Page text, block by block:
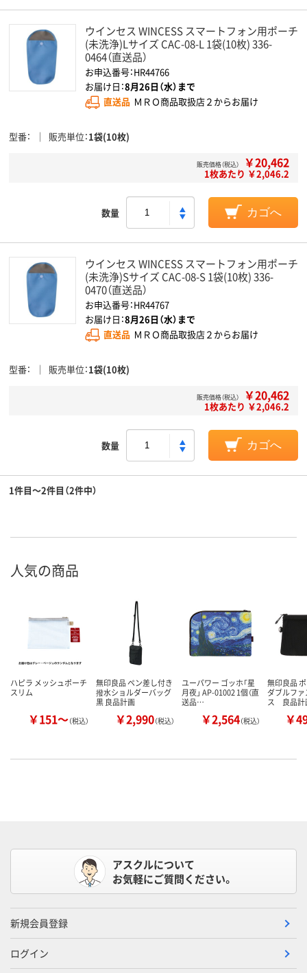
ウインセス WINCESS スマートフォン用ポーチ
(未洗浄)Lサイズ CAC-08-L 1袋(10枚) 336-
0464（直送品）
お申込番号：HR44766
お届け日：8月26日（水）まで
直送品 ＭＲＯ商品取扱店２からお届け
型番 販売単位 1袋(10枚)
販売価格（税込） ￥20,462
1枚あたり ￥2,046.2
数量 カゴへ
ウインセス WINCESS スマートフォン用ポーチ
(未洗浄)Sサイズ CAC-08-S 1袋(10枚) 336-
0470（直送品）
お申込番号：HR44767
お届け日：8月26日（水）まで
直送品 ＭＲＯ商品取扱店２からお届け
型番 販売単位 1袋(10枚)
販売価格（税込） ￥20,462
1枚あたり ￥2,046.2
数量 カゴへ
1件目～2件目（2件中）
人気の商品
ハピラ メッシュポーチ
スリム
￥151～（税込）
無印良品 ペン差し付き
撥水ショルダーバッグ
黒 良品計画
￥2,990（税込）
ユーパワー ゴッホ「星
月夜」 AP-01002 1個（直
送品…
￥2,564（税込）
無印良品
ダブルフ
ス 良品計
￥
アスクルについて
お気軽にご質問ください。
新規会員登録
ログイン